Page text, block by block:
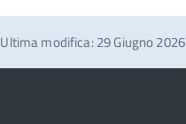
Ultima modifica: 29 Giugno 2026